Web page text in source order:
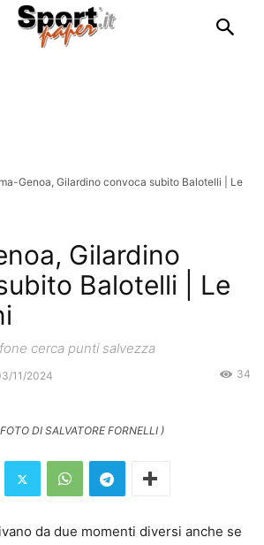
Genoa, Gilardino convoca subito Balotelli | Le
Gilardino
Balotelli | Le
cerca punti salvezza
11/2024 34
DI SALVATORE FORNELLI )
da due momenti diversi anche se